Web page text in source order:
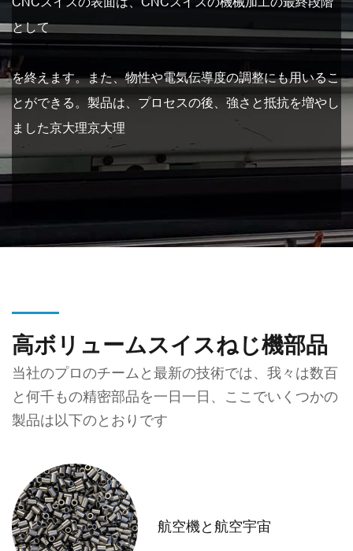
として
を終えます。また、物性や電気伝導度の調整にも用いるこ
とができる。製品は、プロセスの後、強さと抵抗を増やし
ました京大理京大理
高ボリュームスイスねじ機部品
当社のプロのチームと最新の技術では、我々は数百
と何千もの精密部品を一日一日、ここでいくつかの
製品は以下のとおりです
航空機と航空宇宙